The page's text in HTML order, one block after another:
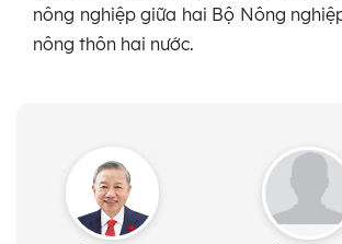
nông nghiệp giữa hai Bộ Nông
nông thôn hai nước.